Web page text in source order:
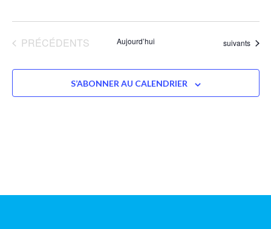
ÉVÈNEMENTS
PRÉCÉDENTS Aujourd’hui Évènements
suivants
S’ABONNER AU CALENDRIER